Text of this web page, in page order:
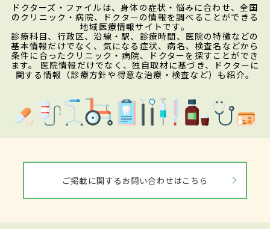
ドクターズ・ファイルは、身体の症状・悩みに合わせ、全国
のクリニック・病院、ドクターの情報を調べることができる
地域医療情報サイトです。
診療科目、行政区、沿線・駅、診療時間、医院の特徴などの
基本情報だけでなく、気になる症状、病名、検査名などから
条件に合ったクリニック・病院、ドクターを探すことができ
ます。 医院情報だけでなく、独自取材に基づき、ドクターに
関する情報（診療方針や得意な治療・検査など）も紹介。
ご掲載に関するお問い合わせはこちら